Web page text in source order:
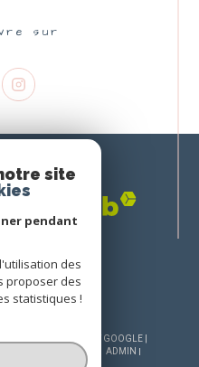
sur
POWERED BY GOOGLE |
MENTIONS LÉGALES
ADMIN
RGPD
site
pendant
des
proposer des
statistiques !